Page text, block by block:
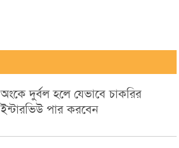
অংকে দুর্বল হলে যেভাবে চাকরির
ইন্টারভিউ পার করবেন